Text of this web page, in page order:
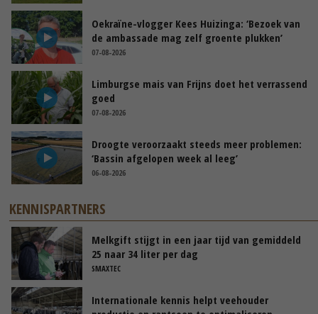
Oekraïne-vlogger Kees Huizinga: ‘Bezoek van
de ambassade mag zelf groente plukken’
07-08-2026
Limburgse mais van Frijns doet het verrassend
goed
07-08-2026
Droogte veroorzaakt steeds meer problemen:
‘Bassin afgelopen week al leeg’
06-08-2026
KENNISPARTNERS
Melkgift stijgt in een jaar tijd van gemiddeld
25 naar 34 liter per dag
SMAXTEC
Internationale kennis helpt veehouder